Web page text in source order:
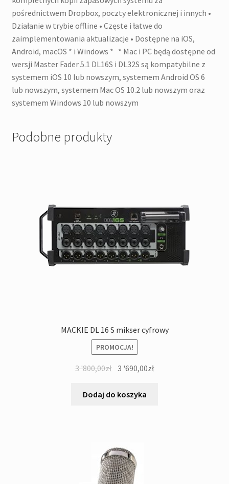
pośrednictwem Dropbox, poczty elektronicznej i innych •
Działanie w trybie offline • Częste i łatwe do
zaimplementowania aktualizacje • Dostępne na iOS,
Android, macOS * i Windows * * Mac i PC będą dostępne od
wersji Master Fader 5.1 DL16S i DL32S są kompatybilne z
systemem iOS 10 lub nowszym, systemem Android OS 6
lub nowszym, systemem Mac OS 10.2 lub nowszym oraz
systemem Windows 10 lub nowszym
Podobne produkty
MACKIE DL 16 S mikser cyfrowy
PROMOCJA!
3 '800,00zł Pierwotna
wynosiła:
3 '690,00złAktualna
Dodaj do koszyka